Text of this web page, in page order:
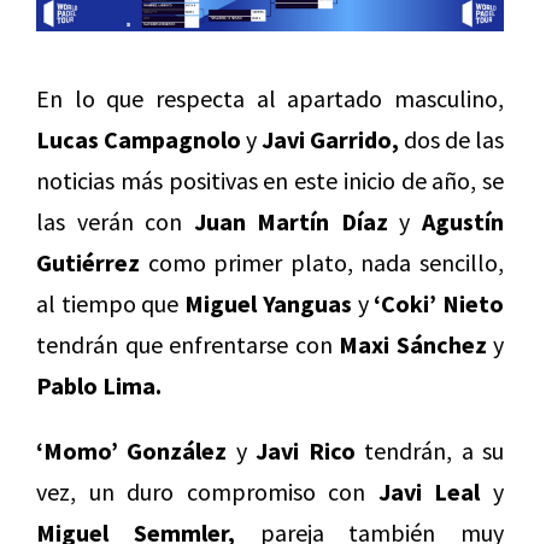
En lo que respecta al apartado masculino,
Lucas Campagnolo yJavi Garrido, dos de las
noticias más positivas en este inicio de año, se
las verán con Juan Martín Díaz yAgustín
Gutiérrez como primer plato, nada sencillo,
al tiempo que Miguel Yanguas y ‘Coki’ Nieto
tendrán que enfrentarse con Maxi Sánchez y
Pablo Lima.
‘Momo’ González yJavi Rico tendrán, a su
vez, un duro compromiso con Javi Leal y
Miguel Semmler, pareja también muy